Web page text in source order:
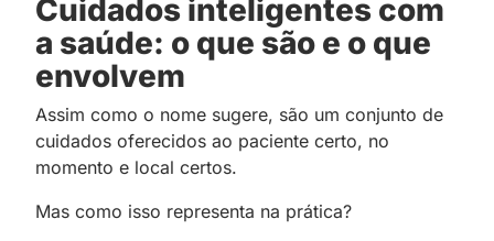
Cuidados inteligentes com
a saúde: o que são e o que
envolvem
Assim como o nome sugere, são um conjunto de
cuidados oferecidos ao paciente certo, no
momento e local certos.
Mas como isso representa na prática?